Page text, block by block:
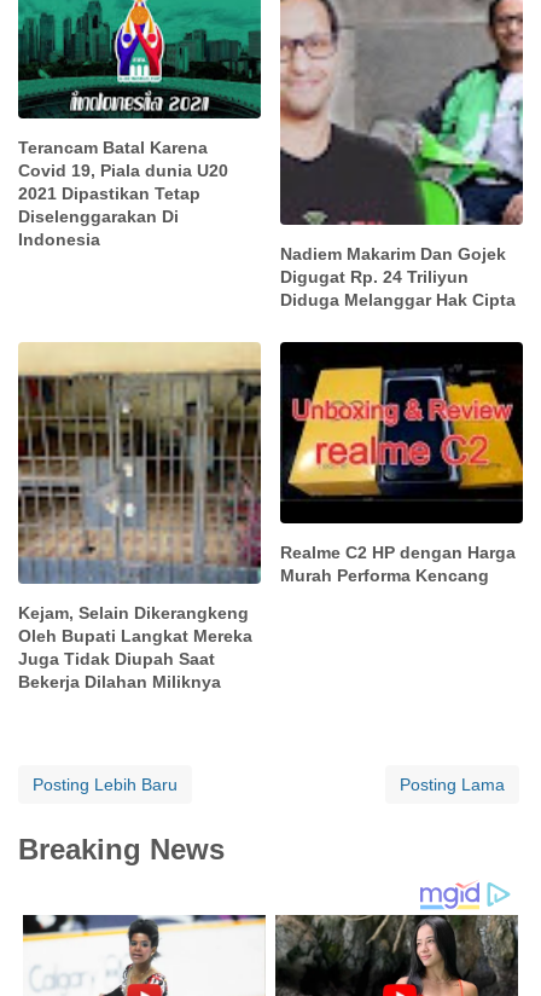
Terancam Batal Karena
Covid 19, Piala dunia U20
2021 Dipastikan Tetap
Diselenggarakan Di
Indonesia
Nadiem Makarim Dan Gojek
Digugat Rp. 24 Triliyun
Diduga Melanggar Hak Cipta
Kejam, Selain Dikerangkeng
Oleh Bupati Langkat Mereka
Juga Tidak Diupah Saat
Bekerja Dilahan Miliknya
Realme C2 HP dengan Harga
Murah Performa Kencang
Posting Lebih Baru Posting Lama
Breaking News